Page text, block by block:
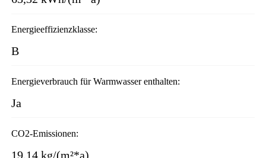
Energieeffizienzklasse:
B
Energieverbrauch für Warmwasser enthalten:
Ja
CO2-Emissionen:
19,14 kg/(m²*a)